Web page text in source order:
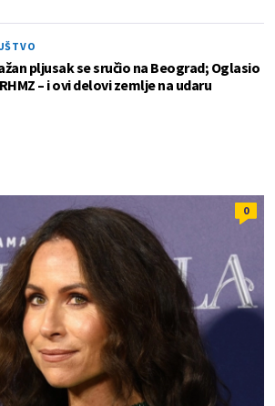
pljusak se sručio na Beograd; Oglasio
– i ovi delovi zemlje na udaru
0